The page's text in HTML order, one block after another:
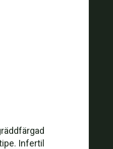
Infertil